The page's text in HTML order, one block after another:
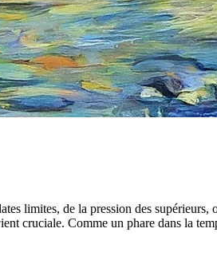
limites, de la pression des
cruciale. Comme un phare dans la